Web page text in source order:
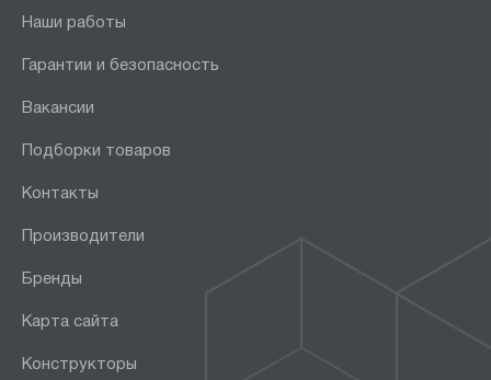
Наши работы
Гарантии и безопасность
Вакансии
Подборки товаров
Контакты
Производители
Бренды
Карта сайта
Конструкторы